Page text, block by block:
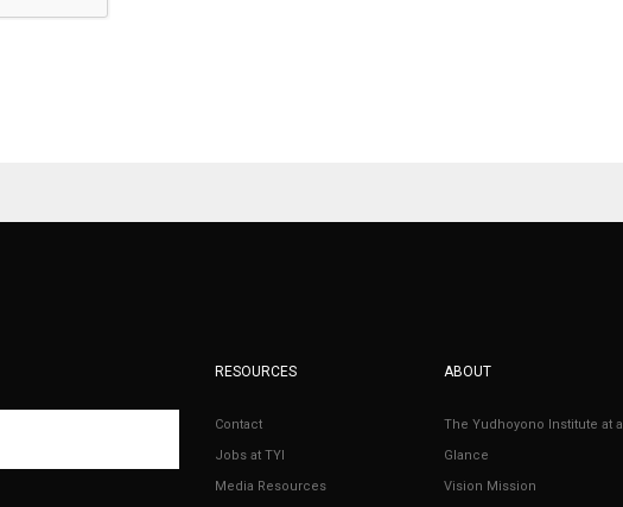
RESOURCES
Contact
Jobs at TYI
Media Resources
ABOUT
The Yudhoyono Institute at a
Glance
Vision Mission